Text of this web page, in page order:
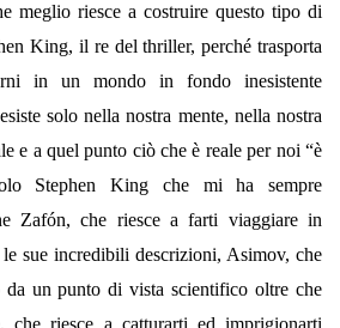
meglio riesce a costruire questo tipo di
King, il re del thriller, perché trasporta
in un mondo in fondo inesistente
solo nella nostra mente, nella nostra
e a quel punto ciò che è reale per noi “è
Stephen King che mi ha sempre
Zafón, che riesce a farti viaggiare in
sue incredibili descrizioni, Asimov, che
un punto di vista scientifico oltre che